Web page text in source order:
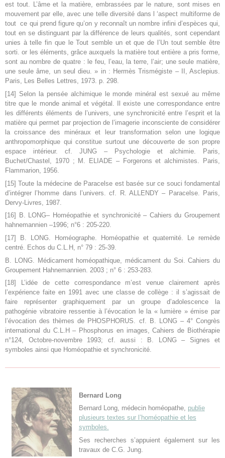
est tout. L’âme et la matière, embrassées par le nature, sont mises en
mouvement par elle, avec une telle diversité dans l ‘aspect multiforme de
tout ce qui prend figure qu’on y reconnaît un nombre infini d’espèces qui,
tout en se distinguant par la différence de leurs qualités, sont cependant
unies à telle fin que le Tout semble un et que de l’Un tout semble être
sorti. or les éléments, grâce auxquels la matière tout entière a pris forme,
sont au nombre de quatre : le feu, l’eau, la terre, l’air; une seule matière,
une seule âme, un seul dieu. » in : Hermès Trismégiste – II, Asclepius.
Paris, Les Belles Lettres, 1973. p. 298.
[14] Selon la pensée alchimique le monde minéral est sexué au même
titre que le monde animal et végétal. Il existe une correspondance entre
les différents éléments de l’univers, une synchronicité entre l’esprit et la
matière qui permet par projection de l’imagerie inconsciente de considérer
la croissance des minéraux et leur transformation selon une logique
anthropomorphique qui constitue surtout une découverte de son propre
espace intérieur. cf. JUNG – Psychologie et alchimie. Paris,
Buchet/Chastel, 1970 ; M. ELIADE – Forgerons et alchimistes. Paris,
Flammarion, 1956.
[15] Toute la médecine de Paracelse est basée sur ce souci fondamental
d’intégrer l’homme dans l’univers. cf. R. ALLENDY – Paracelse. Paris,
Dervy-Livres, 1987.
[16] B. LONG– Homéopathie et synchronicité – Cahiers du Groupement
hahnemannien –1996; n°6 : 205-220.
[17] B. LONG. Homéographe. Homéopathie et quaternité. Le remède
centré. Echos du C.L.H, n° 79 : 25-39.
B. LONG. Médicament homéopathique, médicament du Soi. Cahiers du
Groupement Hahnemannien. 2003 ; n° 6 : 253-283.
[18] L’idée de cette correspondance m’est venue clairement après
l’expérience faite en 1991 avec une classe de collège : il s’agissait de
faire représenter graphiquement par un groupe d’adolescence la
pathogénie vibratoire ressentie à l’évocation le la « lumière » émise par
l’évocation des thèmes de PHOSPHORUS. cf. B. LONG – 4° Congrès
international du C.L.H – Phosphorus en images, Cahiers de Biothérapie
n°124, Octobre-novembre 1993; cf. aussi : B. LONG – Signes et
symboles ainsi que Homéopathie et synchronicité.
Bernard Long
Bernard Long, médecin homéopathe, publie
plusieurs textes sur l’homéopathie et les
symboles.
Ses recherches s’appuient également sur les
travaux de C.G. Jung.